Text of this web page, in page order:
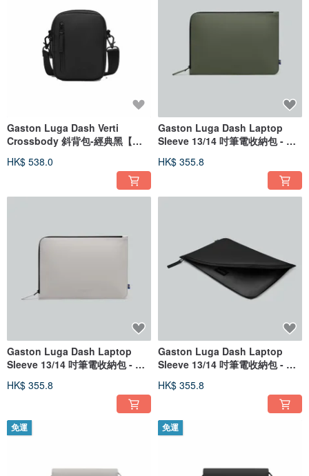
Gaston Luga Dash Verti
Crossbody 斜背包-經典黑【新
HK$ 538.0
Gaston Luga Dash Laptop
Sleeve 13/14 吋筆電收納包 - 橄
HK$ 355.8
Gaston Luga Dash Laptop
Sleeve 13/14 吋筆電收納包 - 灰
HK$ 355.8
Gaston Luga Dash Laptop
Sleeve 13/14 吋筆電收納包 - 經
HK$ 355.8
免運 免運